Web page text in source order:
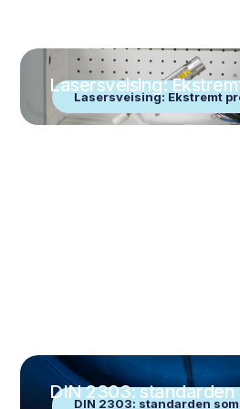
Lasersveising: Ekstremt
Lasersveising:
DIN 2303: standarden
DIN 2303: standarden